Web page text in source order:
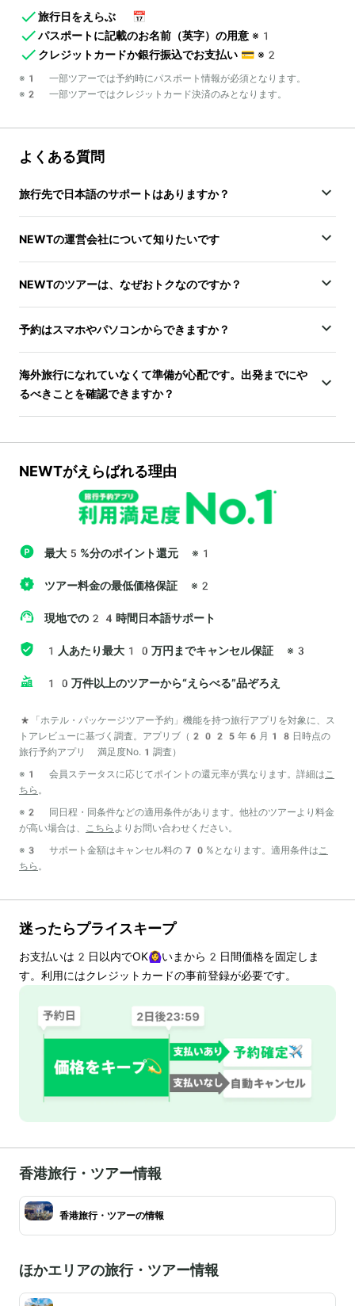
旅行日をえらぶ
📅
パスポートに記載のお名前（英字）の用意 ※1
クレジットカードか銀行振込でお支払い 💳 ※2
※1 一部ツアーでは予約時にパスポート情報が必須となります。
※2 一部ツアーではクレジットカード決済のみとなります。
よくある質問
旅行先で日本語のサポートはありますか？
NEWTの運営会社について知りたいです
NEWTのツアーは、なぜおトクなのですか？
予約はスマホやパソコンからできますか？
海外旅行になれていなくて準備が心配です。出発までにや
るべきことを確認できますか？
NEWTがえらばれる理由
最大5%分のポイント還元 ※1
ツアー料金の最低価格保証 ※2
現地での24時間日本語サポート
1人あたり最大10万円までキャンセル保証 ※3
10万件以上のツアーから“えらべる”品ぞろえ
*「ホテル・パッケージツアー予約」機能を持つ旅行アプリを対象に、ス
トアレビューに基づく調査。アプリブ（2025年6月18日時点の
旅行予約アプリ 満足度No.1調査）
※1 会員ステータスに応じてポイントの還元率が異なります。詳細は こ
ちら 。
※2 同日程・同条件などの適用条件があります。他社のツアーより料金
が高い場合は、
こちら よりお問い合わせください。
※3 サポート金額はキャンセル料の70%となります。適用条件は こ
ちら 。
迷ったらプライスキープ
お支払いは 2 日以内でOK🙆‍♀️いまから 2 日間価格を固定しま
す。利用にはクレジットカードの事前登録が必要です。
香港旅行・ツアー情報
香港旅行・ツアーの情報
ほかエリアの旅行・ツアー情報